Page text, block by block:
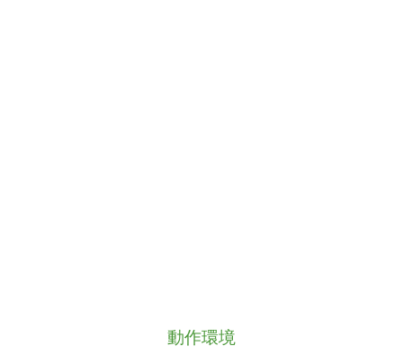
動作環境